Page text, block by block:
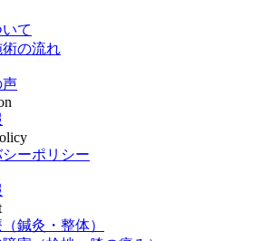
て
の流れ
声
ーポリシー
鍼灸・整体）